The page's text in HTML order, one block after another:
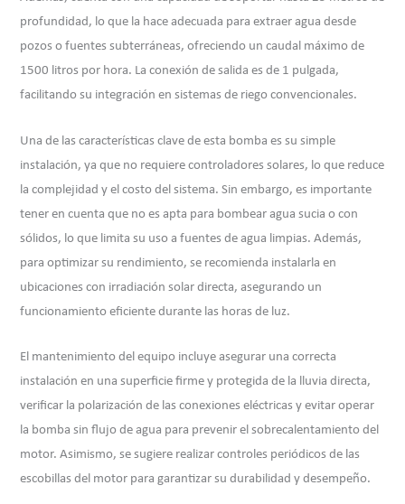
profundidad, lo que la hace adecuada para extraer agua desde
pozos o fuentes subterráneas, ofreciendo un caudal máximo de
1500 litros por hora. La conexión de salida es de 1 pulgada,
facilitando su integración en sistemas de riego convencionales.
Una de las características clave de esta bomba es su simple
instalación, ya que no requiere controladores solares, lo que reduce
la complejidad y el costo del sistema. Sin embargo, es importante
tener en cuenta que no es apta para bombear agua sucia o con
sólidos, lo que limita su uso a fuentes de agua limpias. Además,
para optimizar su rendimiento, se recomienda instalarla en
ubicaciones con irradiación solar directa, asegurando un
funcionamiento eficiente durante las horas de luz.
El mantenimiento del equipo incluye asegurar una correcta
instalación en una superficie firme y protegida de la lluvia directa,
verificar la polarización de las conexiones eléctricas y evitar operar
la bomba sin flujo de agua para prevenir el sobrecalentamiento del
motor. Asimismo, se sugiere realizar controles periódicos de las
escobillas del motor para garantizar su durabilidad y desempeño.